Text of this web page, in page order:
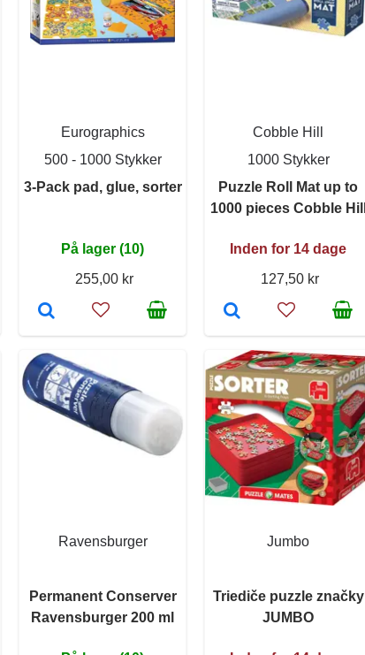
Eurographics
500 - 1000 Stykker
3-Pack pad, glue, sorter
På lager (10)
255,00 kr
Cobble Hill
1000 Stykker
Puzzle Roll Mat up to
1000 pieces Cobble Hill
Inden for 14 dage
127,50 kr
Ravensburger
Permanent Conserver
Ravensburger 200 ml
Jumbo
Triediče puzzle značky
JUMBO